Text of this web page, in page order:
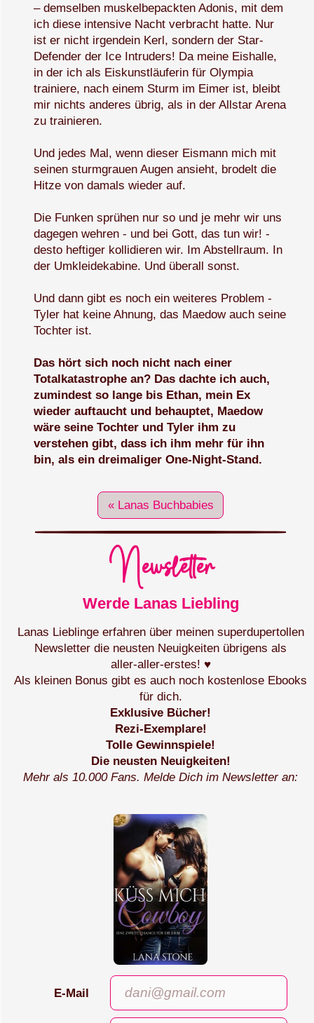
– demselben muskelbepackten Adonis, mit dem
ich diese intensive Nacht verbracht hatte. Nur
ist er nicht irgendein Kerl, sondern der Star-
Defender der Ice Intruders! Da meine Eishalle,
in der ich als Eiskunstläuferin für Olympia
trainiere, nach einem Sturm im Eimer ist, bleibt
mir nichts anderes übrig, als in der Allstar Arena
zu trainieren.
Und jedes Mal, wenn dieser Eismann mich mit
seinen sturmgrauen Augen ansieht, brodelt die
Hitze von damals wieder auf.
Die Funken sprühen nur so und je mehr wir uns
dagegen wehren - und bei Gott, das tun wir! -
desto heftiger kollidieren wir. Im Abstellraum. In
der Umkleidekabine. Und überall sonst.
Und dann gibt es noch ein weiteres Problem -
Tyler hat keine Ahnung, das Maedow auch seine
Tochter ist.
Das hört sich noch nicht nach einer
Totalkatastrophe an? Das dachte ich auch,
zumindest so lange bis Ethan, mein Ex
wieder auftaucht und behauptet, Maedow
wäre seine Tochter und Tyler ihm zu
verstehen gibt, dass ich ihm mehr für ihn
bin, als ein dreimaliger One-Night-Stand.
« Lanas Buchbabies
Newsletter
Werde Lanas Liebling
Lanas Lieblinge erfahren über meinen superdupertollen
Newsletter die neusten Neuigkeiten übrigens als
aller‑aller‑erstes! ♥
Als kleinen Bonus gibt es auch noch kostenlose Ebooks
für dich.
Exklusive Bücher!
Rezi-Exemplare!
Tolle Gewinnspiele!
Die neusten Neuigkeiten!
Mehr als 10.000 Fans. Melde Dich im Newsletter an:
E-Mail